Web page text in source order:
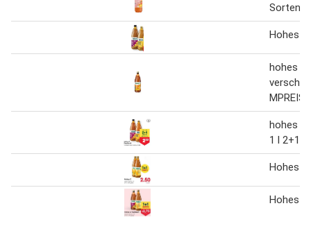
Sorten
Hohes
hohes
versch.
MPREIS
hohes
1 l 2+1
Hohes C
Hohes